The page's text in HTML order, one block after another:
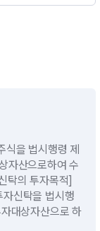
식을 법시행령 제
자산으로하여 수
탁의 투자목적]
신탁을 법시행
대상자산으로 하